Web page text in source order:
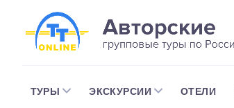
ТУРЫ ЭКСКУРСИИ ОТЕЛИ